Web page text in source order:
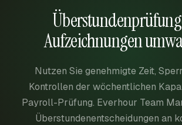
Aufzeichnungen
Nutzen Sie genehmigte Zeit,
Kontrollen der wöchentlichen
Payroll-Prüfung. Everhour Team
Überstundenentscheidungen an